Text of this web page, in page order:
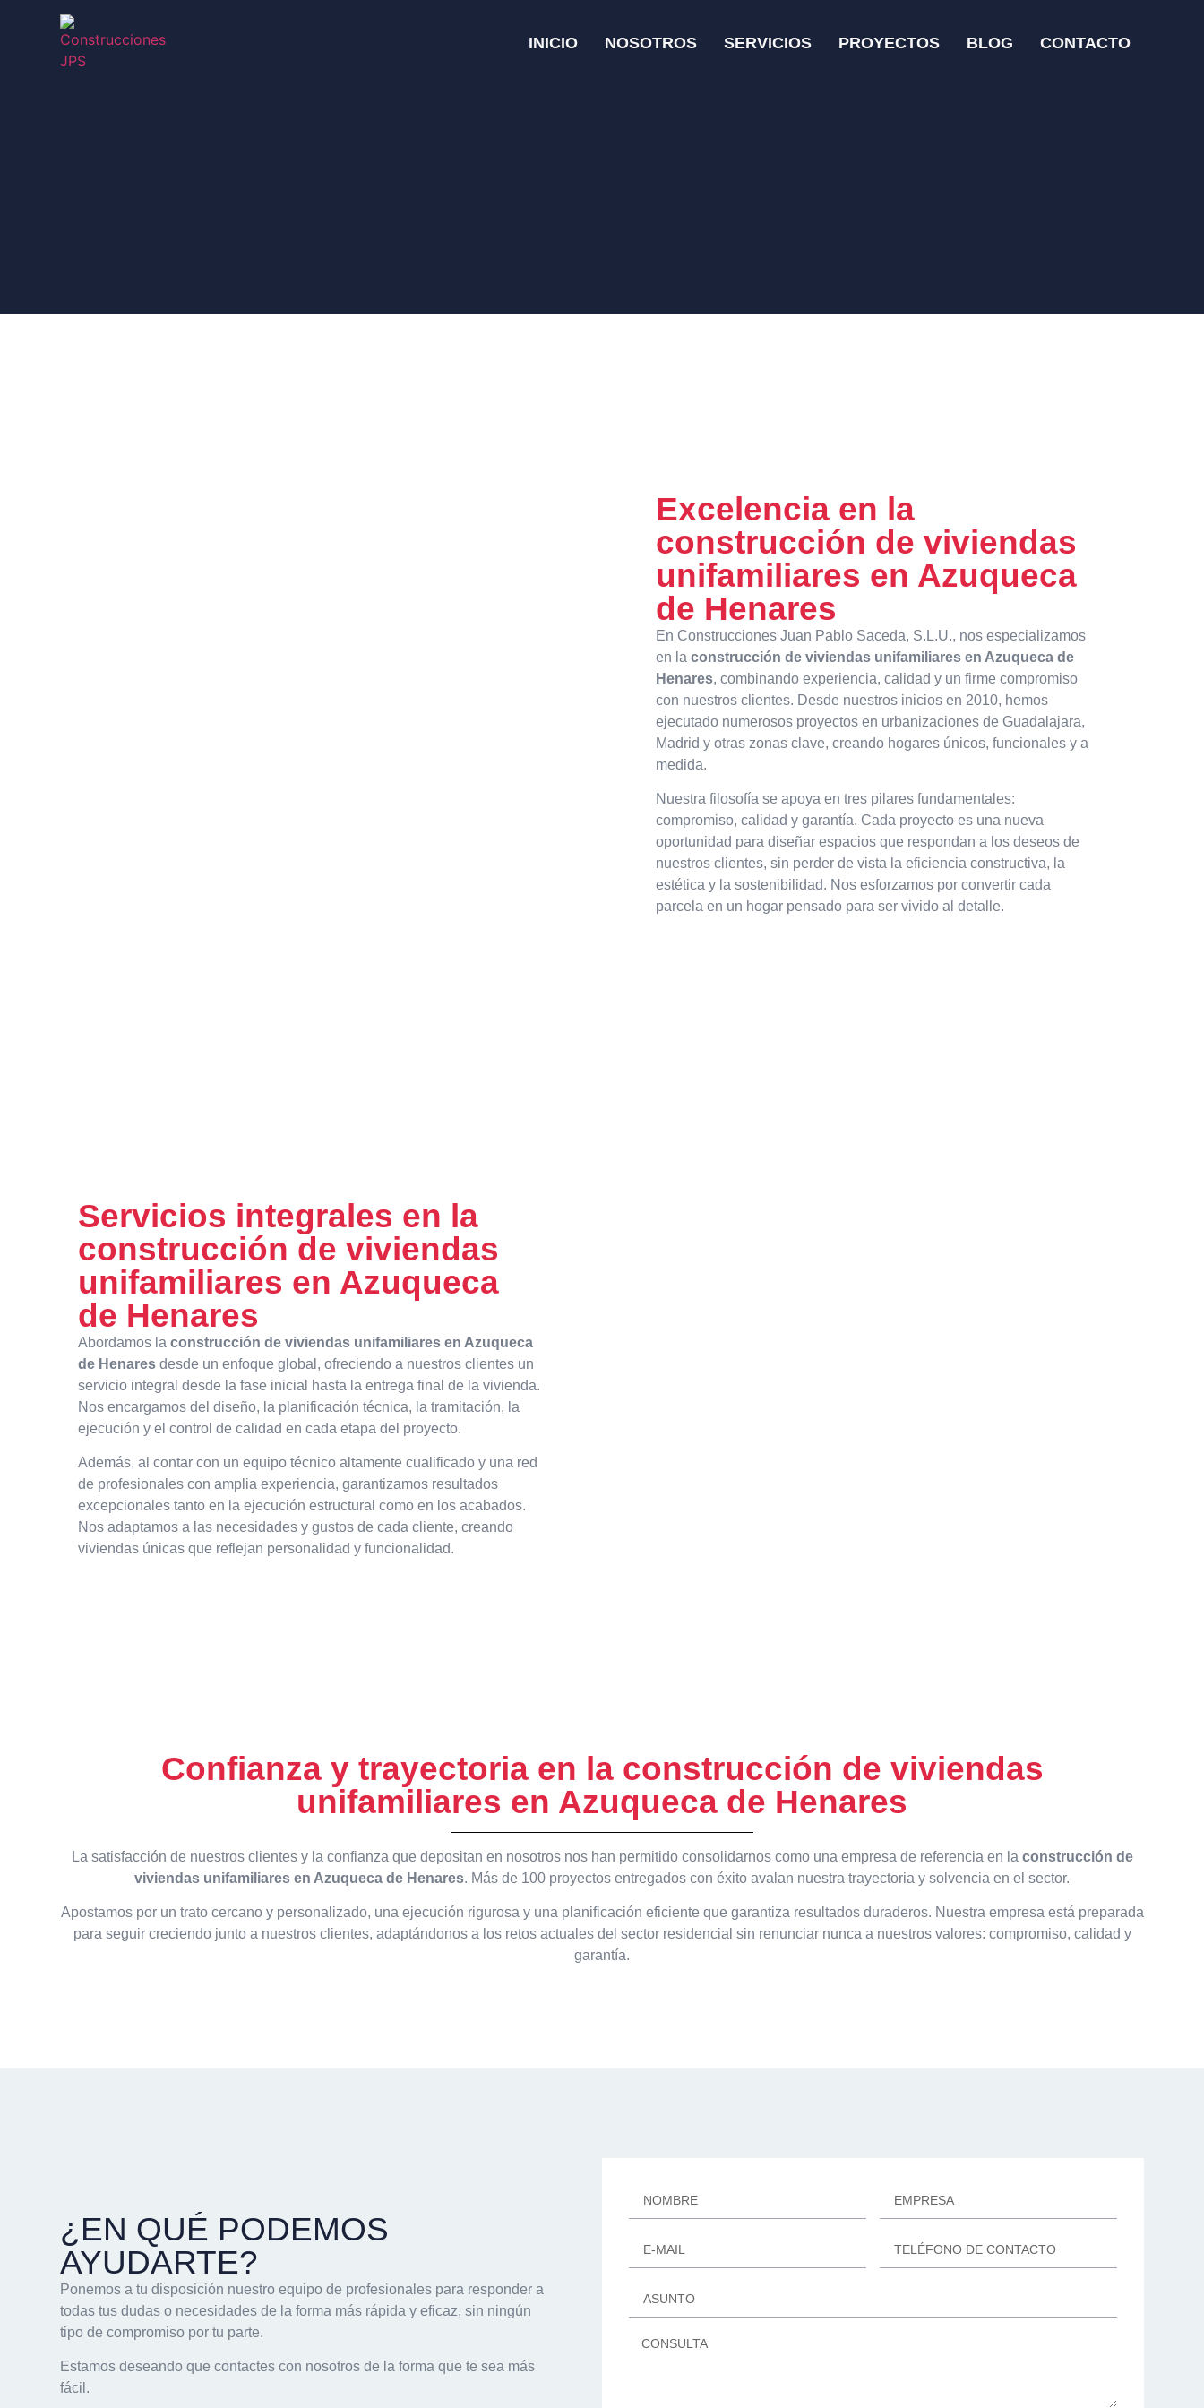
INICIO NOSOTROS SERVICIOS PROYECTOS BLOG CONTACTO
Excelencia en la
construcción de viviendas
unifamiliares en Azuqueca
de Henares
En Construcciones Juan Pablo Saceda, S.L.U., nos especializamos
en laconstrucción de viviendas unifamiliares en Azuqueca de
Henares, combinando experiencia, calidad y un firme compromiso
con nuestros clientes. Desde nuestros inicios en 2010, hemos
ejecutado numerosos proyectos en urbanizaciones de Guadalajara,
Madrid y otras zonas clave, creando hogares únicos, funcionales y a
medida.
Nuestra filosofía se apoya en tres pilares fundamentales:
compromiso, calidad y garantía. Cada proyecto es una nueva
oportunidad para diseñar espacios que respondan a los deseos de
nuestros clientes, sin perder de vista la eficiencia constructiva, la
estética y la sostenibilidad. Nos esforzamos por convertir cada
parcela en un hogar pensado para ser vivido al detalle.
Servicios integrales en la
construcción de viviendas
unifamiliares en Azuqueca
de Henares
Abordamos la construcción de viviendas unifamiliares en Azuqueca
de Henares desde un enfoque global, ofreciendo a nuestros clientes un
servicio integral desde la fase inicial hasta la entrega final de la vivienda.
Nos encargamos del diseño, la planificación técnica, la tramitación, la
ejecución y el control de calidad en cada etapa del proyecto.
Además, al contar con un equipo técnico altamente cualificado y una red
de profesionales con amplia experiencia, garantizamos resultados
excepcionales tanto en la ejecución estructural como en los acabados.
Nos adaptamos a las necesidades y gustos de cada cliente, creando
viviendas únicas que reflejan personalidad y funcionalidad.
Confianza y trayectoria en la construcción de viviendas
unifamiliares en Azuqueca de Henares
La satisfacción de nuestros clientes y la confianza que depositan en nosotros nos han permitido consolidarnos como una empresa de referencia en la construcción de
viviendas unifamiliares en Azuqueca de Henares. Más de 100 proyectos entregados con éxito avalan nuestra trayectoria y solvencia en el sector.
Apostamos por un trato cercano y personalizado, una ejecución rigurosa y una planificación eficiente que garantiza resultados duraderos. Nuestra empresa está preparada
para seguir creciendo junto a nuestros clientes, adaptándonos a los retos actuales del sector residencial sin renunciar nunca a nuestros valores: compromiso, calidad y
garantía.
¿EN QUÉ PODEMOS
AYUDARTE?
Ponemos a tu disposición nuestro equipo de profesionales para responder a
todas tus dudas o necesidades de la forma más rápida y eficaz, sin ningún
tipo de compromiso por tu parte.
Estamos deseando que contactes con nosotros de la forma que te sea más
fácil.